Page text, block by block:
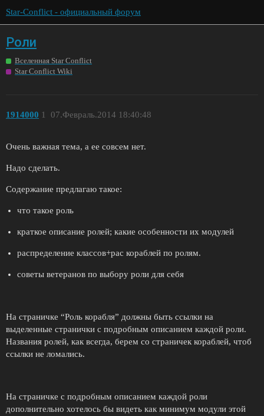
Star-Conflict - официальный форум
Роли
Вселенная Star Conflict
Star Conflict Wiki
1914000 07.Февраль.2014 18:40:48
1
Очень важная тема, а ее совсем нет.
Надо сделать.
Содержание предлагаю такое:
что такое роль
краткое описание ролей; какие особенности их модулей
распределение классов+рас кораблей по ролям.
советы ветеранов по выбору роли для себя
На страничке “Роль корабля” должны быть ссылки на
выделенные странички с подробным описанием каждой роли.
Названия ролей, как всегда, берем со страничек кораблей, чтоб
ссылки не ломались.
На страничке с подробным описанием каждой роли
дополнительно хотелось бы видеть как минимум модули этой